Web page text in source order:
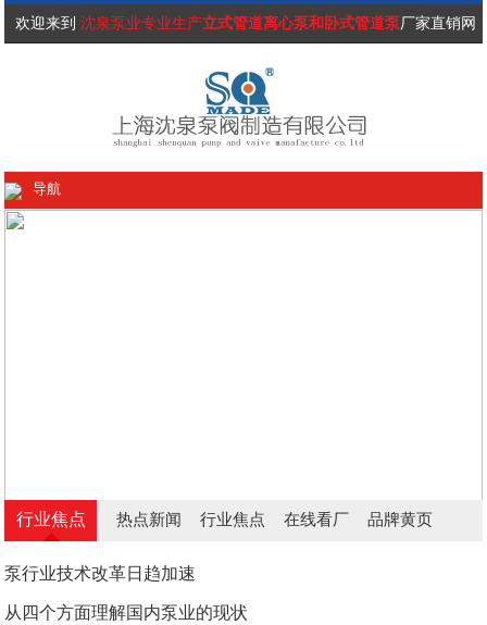
欢迎来到沈泉泵业专业生产立式管道离心泵和卧式管道泵厂家直销网
导航
行业焦点 热点新闻 行业焦点 在线看厂 品牌黄页
泵行业技术改革日趋加速
从四个方面理解国内泵业的现状